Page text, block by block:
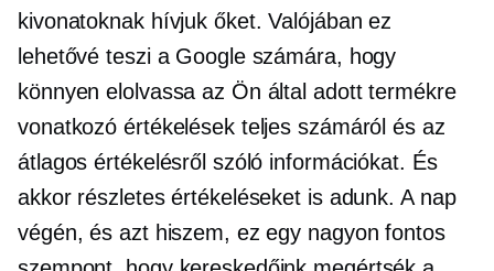
kivonatoknak hívjuk őket. Valójában ez
lehetővé teszi a Google számára, hogy
könnyen elolvassa az Ön által adott termékre
vonatkozó értékelések teljes számáról és az
átlagos értékelésről szóló információkat. És
akkor részletes értékeléseket is adunk. A nap
végén, és azt hiszem, ez egy nagyon fontos